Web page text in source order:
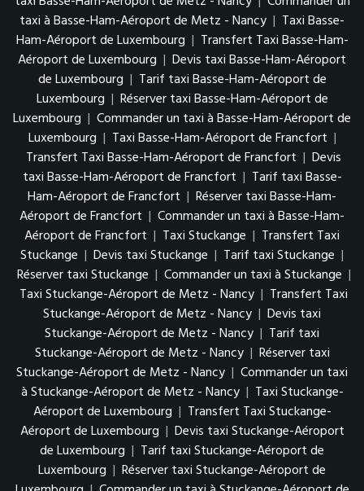
taxi à Basse-Ham-Aéroport de Metz - Nancy | Taxi Basse-
Ham-Aéroport de Luxembourg | Transfert Taxi Basse-Ham-
Aéroport de Luxembourg | Devis taxi Basse-Ham-Aéroport
de Luxembourg | Tarif taxi Basse-Ham-Aéroport de
Luxembourg | Réserver taxi Basse-Ham-Aéroport de
Luxembourg | Commander un taxi à Basse-Ham-Aéroport de
Luxembourg | Taxi Basse-Ham-Aéroport de Francfort |
Transfert Taxi Basse-Ham-Aéroport de Francfort | Devis
taxi Basse-Ham-Aéroport de Francfort | Tarif taxi Basse-
Ham-Aéroport de Francfort | Réserver taxi Basse-Ham-
Aéroport de Francfort | Commander un taxi à Basse-Ham-
Aéroport de Francfort | Taxi Stuckange | Transfert Taxi
Stuckange | Devis taxi Stuckange | Tarif taxi Stuckange |
Réserver taxi Stuckange | Commander un taxi à Stuckange |
Taxi Stuckange-Aéroport de Metz - Nancy | Transfert Taxi
Stuckange-Aéroport de Metz - Nancy | Devis taxi
Stuckange-Aéroport de Metz - Nancy | Tarif taxi
Stuckange-Aéroport de Metz - Nancy | Réserver taxi
Stuckange-Aéroport de Metz - Nancy | Commander un taxi
à Stuckange-Aéroport de Metz - Nancy | Taxi Stuckange-
Aéroport de Luxembourg | Transfert Taxi Stuckange-
Aéroport de Luxembourg | Devis taxi Stuckange-Aéroport
de Luxembourg | Tarif taxi Stuckange-Aéroport de
Luxembourg | Réserver taxi Stuckange-Aéroport de